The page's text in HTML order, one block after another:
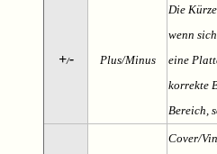
+/- Plus/Minus
Die
wenn
eine
korrekte
Bereich,
Cover/